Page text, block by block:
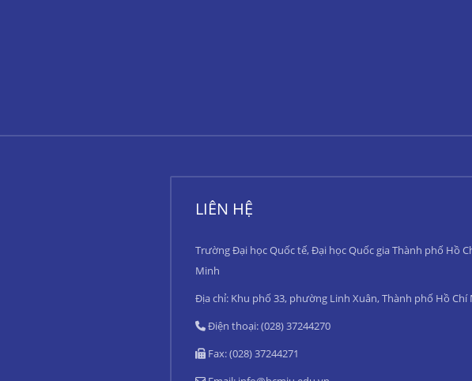
LIÊN HỆ
Trường Đại học Quốc tế, Đại học Quốc gia Thành phố Hồ
Minh
Địa chỉ: Khu phố 33, phường Linh Xuân, Thành phố Hồ Chí
Điện thoại: (028) 37244270
Fax: (028) 37244271